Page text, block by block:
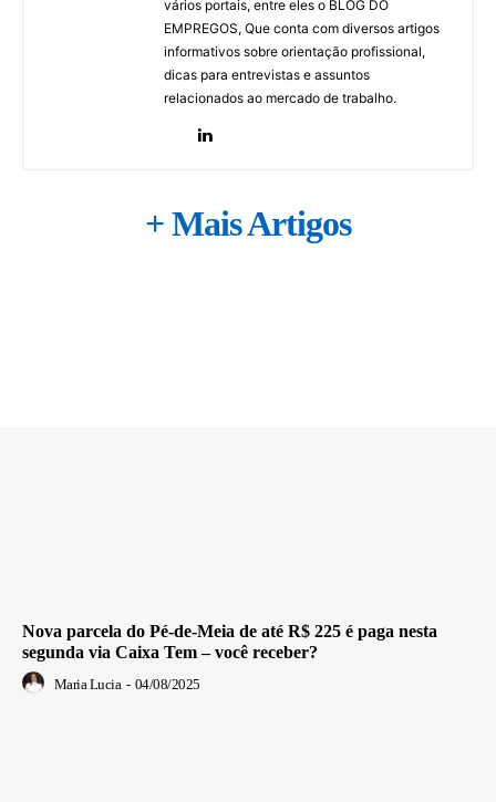
vários portais, entre eles o BLOG DO
EMPREGOS, Que conta com diversos artigos
informativos sobre orientação profissional,
dicas para entrevistas e assuntos
relacionados ao mercado de trabalho.
+ Mais Artigos
Nova parcela do Pé-de-Meia de até R$ 225 é paga nesta
segunda via Caixa Tem – você receber?
Maria Lucia - 04/08/2025